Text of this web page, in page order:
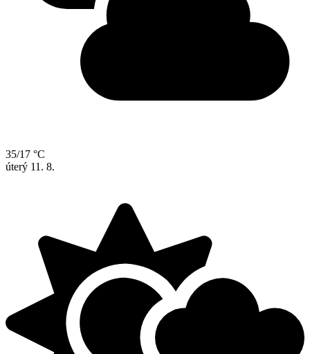
35/17 °C
úterý 11. 8.